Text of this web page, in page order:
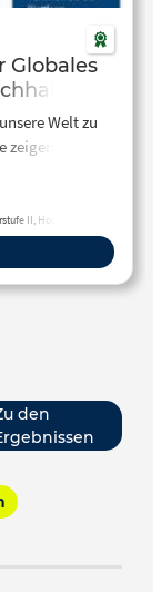
Globales
Welt zu
wie wir
und
ist der
fürs
als Exkursion.
II, Hochschule,
den